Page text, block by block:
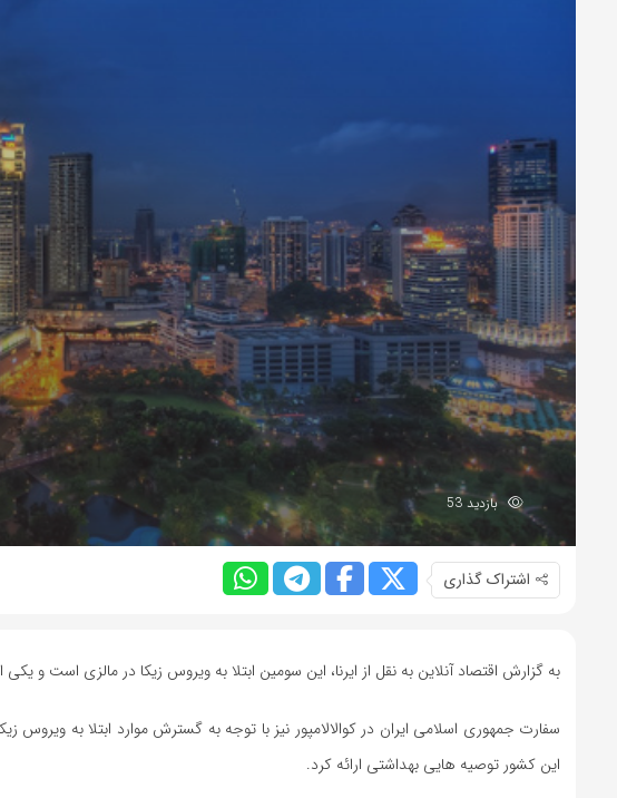
بازدید 53
اشتراک گذاری
به گزارش اقتصاد آنلاین به نقل از ایرنا، این سومین ابتلا به ویروس زیکا در مالزی است و
سفارت جمهوری اسلامی ایران در کوالالامپور نیز با توجه به گسترش موارد ابتلا به
این کشور توصیه هایی بهداشتی ارائه کرد.